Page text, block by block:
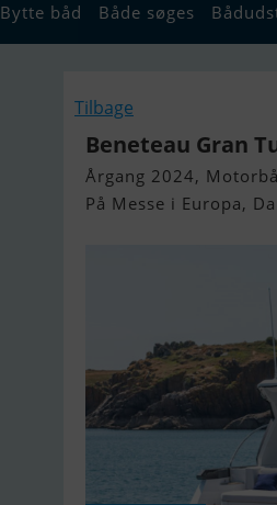
Bytte båd Både søges
Tilbage
Beneteau Gran
Årgang 2024,
På Messe i Europa,